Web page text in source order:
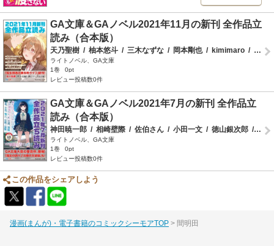
GA文庫＆GAノベル2021年11月の新刊 全作品立
読み（合本版）
天乃聖樹 / 柚本悠斗 / 三木なずな / 岡本剛也 / kimimaro /
ライトノベル、GA文庫
1巻
0pt
レビュー投稿数0件
GA文庫＆GAノベル2021年7月の新刊 全作品立
読み（合本版）
神田暁一郎 / 相崎壁際 / 佐伯さん / 小田一文 / 徳山銀次郎 / 串木
ライトノベル、GA文庫
1巻
0pt
レビュー投稿数0件
この作品をシェアしよう
漫画(まんが)・電子書籍のコミックシーモアTOP 間明田